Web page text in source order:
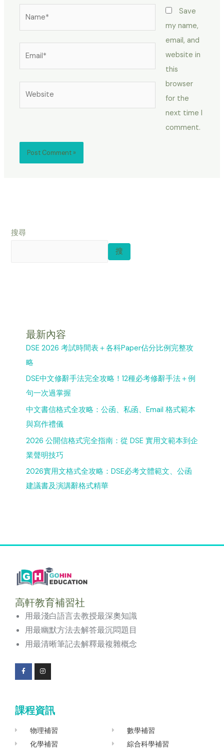
Save
my name,
email, and
website in
this
browser
for the
next time I
comment.
搜尋
搜
最新內容
DSE 2026 考試時間表＋各科Paper佔分比例完整攻
略
DSE中文修辭手法完全攻略！12種必考修辭手法＋例
句一次過掌握
中文書信格式全攻略：公函、私函、Email 格式範本
與寫作禮儀
2026 公開信格式完全指南：從 DSE 實用文範本到企
業聲明技巧
2026實用文格式全攻略：DSE必考文體範文、公函
建議書及演講辭格式精華
高軒教育補習社
用最淺白語言去教授最深奧知識
用最幽默方法去解答最沉悶題目
用最清晰筆記去解釋最複雜概念
F
a
o
o
I
n
g
r
a
課程資訊
物理補習
化學補習
數學補習
綜合科學補習